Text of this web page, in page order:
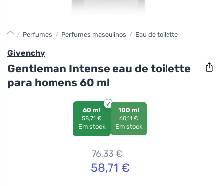
/ Perfumes / Perfumes masculinos / Eau de toilette
Givenchy
Gentleman Intense eau de toilette
para homens 60 ml
60 ml
58,71 €
Em stock
100 ml
60,11 €
Em stock
76,33€
58,71 €